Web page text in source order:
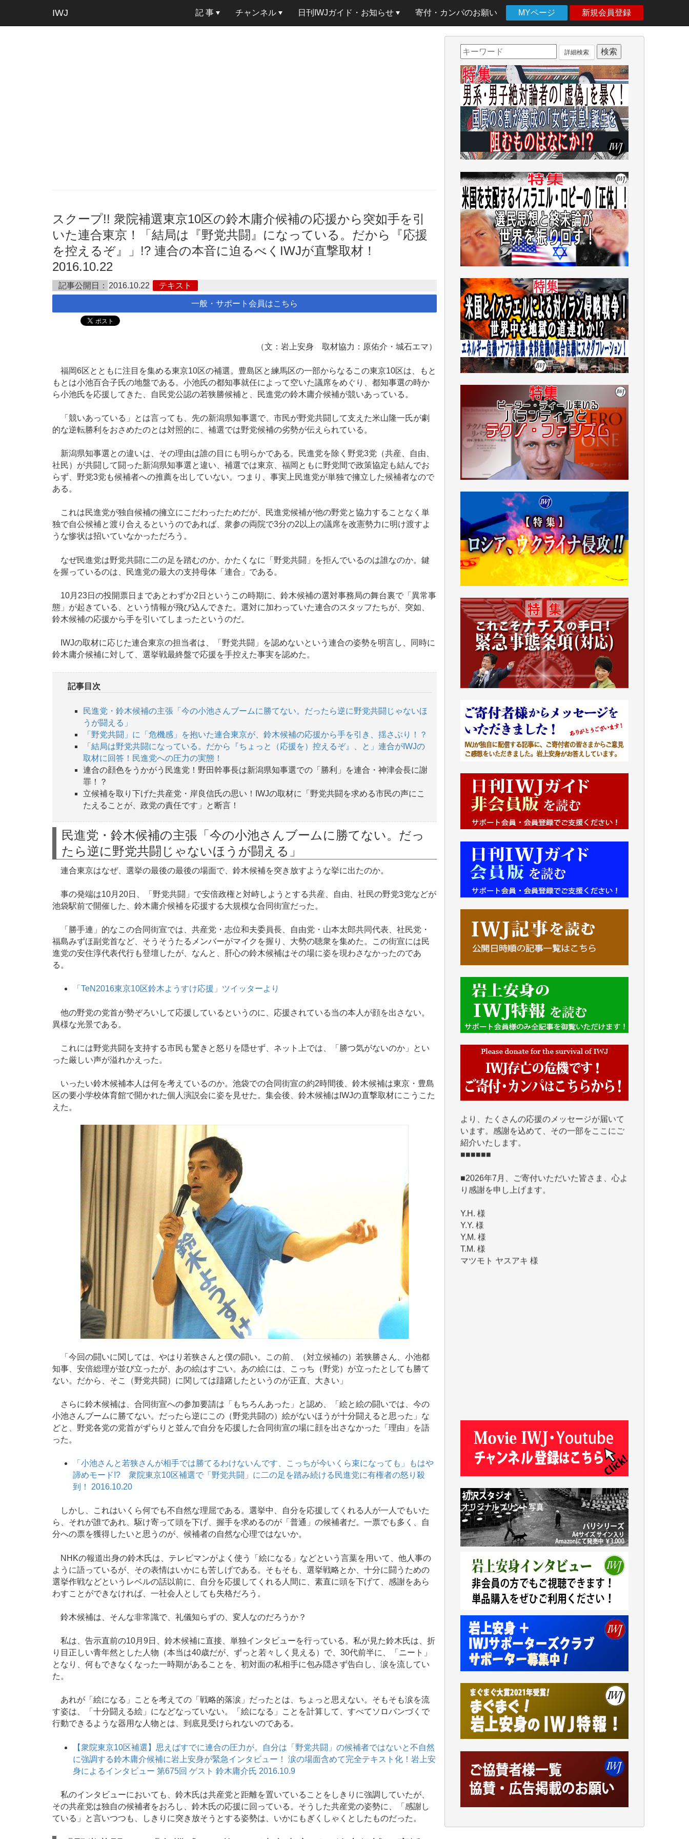
IWJ 記 事 チャンネル 日刊IWJガイド・お知らせ 寄付・カンパのお願い MYページ 新規会員登録
スクープ!! 衆院補選東京10区の鈴木庸介候補の応援から突如手を引
いた連合東京！「結局は『野党共闘』になっている。だから『応援
を控えるぞ』」!? 連合の本音に迫るべくIWJが直撃取材！
2016.10.22
記事公開日： 2016.10.22 テキスト
一般・サポート会員はこちら
（文：岩上安身 取材協力：原佑介・城石エマ）
福岡6区とともに注目を集める東京10区の補選。豊島区と練馬区の一部からなるこの東京10区は、もと
もとは小池百合子氏の地盤である。小池氏の都知事就任によって空いた議席をめぐり、都知事選の時か
ら小池氏を応援してきた、自民党公認の若狭勝候補と、民進党の鈴木庸介候補が競いあっている。
「競いあっている」とは言っても、先の新潟県知事選で、市民が野党共闘して支えた米山隆一氏が劇
的な逆転勝利をおさめたのとは対照的に、補選では野党候補の劣勢が伝えられている。
新潟県知事選との違いは、その理由は誰の目にも明らかである。民進党を除く野党3党（共産、自由、
社民）が共闘して闘った新潟県知事選と違い、補選では東京、福岡ともに野党間で政策協定も結んでお
らず、野党3党も候補者への推薦を出していない。つまり、事実上民進党が単独で擁立した候補者なので
ある。
これは民進党が独自候補の擁立にこだわったためだが、民進党候補が他の野党と協力することなく単
独で自公候補と渡り合えるというのであれば、衆参の両院で3分の2以上の議席を改憲勢力に明け渡すよ
うな惨状は招いていなかっただろう。
なぜ民進党は野党共闘に二の足を踏むのか。かたくなに「野党共闘」を拒んでいるのは誰なのか。鍵
を握っているのは、民進党の最大の支持母体「連合」である。
10月23日の投開票日まであとわずか2日というこの時期に、鈴木候補の選対事務局の舞台裏で「異常事
態」が起きている、という情報が飛び込んできた。選対に加わっていた連合のスタッフたちが、突如、
鈴木候補の応援から手を引いてしまったというのだ。
IWJの取材に応じた連合東京の担当者は、「野党共闘」を認めないという連合の姿勢を明言し、同時に
鈴木庸介候補に対して、選挙戦最終盤で応援を手控えた事実を認めた。
記事目次
民進党・鈴木候補の主張「今の小池さんブームに勝てない。だったら逆に野党共闘じゃないほ
うが闘える」
「野党共闘」に「危機感」を抱いた連合東京が、鈴木候補の応援から手を引き、揺さぶり！？
「結局は野党共闘になっている。だから『ちょっと（応援を）控えるぞ』、と」連合がIWJの
取材に回答！民進党への圧力の実態！
連合の顔色をうかがう民進党！野田幹事長は新潟県知事選での「勝利」を連合・神津会長に謝
罪！？
立候補を取り下げた共産党・岸良信氏の思い！IWJの取材に「野党共闘を求める市民の声にこ
たえることが、政党の責任です」と断言！
民進党・鈴木候補の主張「今の小池さんブームに勝てない。だっ
たら逆に野党共闘じゃないほうが闘える」
連合東京はなぜ、選挙の最後の最後の場面で、鈴木候補を突き放すような挙に出たのか。
事の発端は10月20日、「野党共闘」で安倍政権と対峙しようとする共産、自由、社民の野党3党などが
池袋駅前で開催した、鈴木庸介候補を応援する大規模な合同街宣だった。
「勝手連」的なこの合同街宣では、共産党・志位和夫委員長、自由党・山本太郎共同代表、社民党・
福島みずほ副党首など、そうそうたるメンバーがマイクを握り、大勢の聴衆を集めた。この街宣には民
進党の安住淳代表代行も登壇したが、なんと、肝心の鈴木候補はその場に姿を現わさなかったのであ
る。
「TeN2016東京10区鈴木ようすけ応援」ツイッターより
他の野党の党首が勢ぞろいして応援しているというのに、応援されている当の本人が顔を出さない。
異様な光景である。
これには野党共闘を支持する市民も驚きと怒りを隠せず、ネット上では、「勝つ気がないのか」とい
った厳しい声が溢れかえった。
いったい鈴木候補本人は何を考えているのか。池袋での合同街宣の約2時間後、鈴木候補は東京・豊島
区の要小学校体育館で開かれた個人演説会に姿を見せた。集会後、鈴木候補はIWJの直撃取材にこうこた
えた。
「今回の闘いに関しては、やはり若狭さんと僕の闘い。この前、（対立候補の）若狭勝さん、小池都
知事、安倍総理が並び立ったが、あの絵はすごい。あの絵には、こっち（野党）が立ったとしても勝て
ない。だから、そこ（野党共闘）に関しては躊躇したというのが正直、大きい」
さらに鈴木候補は、合同街宣への参加要請は「もちろんあった」と認め、「絵と絵の闘いでは、今の
小池さんブームに勝てない。だったら逆にこの（野党共闘の）絵がないほうが十分闘えると思った」な
どと、野党各党の党首がずらりと並んで自分を応援した合同街宣の場に顔を出さなかった「理由」を語
った。
「小池さんと若狭さんが相手では勝てるわけないんです、こっちが今いくら束になっても」もはや
諦めモード!? 衆院東京10区補選で「野党共闘」に二の足を踏み続ける民進党に有権者の怒り殺
到！ 2016.10.20
しかし、これはいくら何でも不自然な理屈である。選挙中、自分を応援してくれる人が一人でもいた
ら、それが誰であれ、駆け寄って頭を下げ、握手を求めるのが「普通」の候補者だ。一票でも多く、自
分への票を獲得したいと思うのが、候補者の自然な心理ではないか。
NHKの報道出身の鈴木氏は、テレビマンがよく使う「絵になる」などという言葉を用いて、他人事の
ように語っているが、その表情はいかにも苦しげである。そもそも、選挙戦略とか、十分に闘うための
選挙作戦などというレベルの話以前に、自分を応援してくれる人間に、素直に頭を下げて、感謝をあら
わすことができなければ、一社会人としても失格だろう。
鈴木候補は、そんな非常識で、礼儀知らずの、変人なのだろうか？
私は、告示直前の10月9日、鈴木候補に直接、単独インタビューを行っている。私が見た鈴木氏は、折
り目正しい青年然とした人物（本当は40歳だが、ずっと若々しく見える）で、30代前半に、「ニート」
となり、何もできなくなった一時期があることを、初対面の私相手に包み隠さず告白し、涙を流してい
た。
あれが「絵になる」ことを考えての「戦略的落涙」だったとは、ちょっと思えない。そもそも涙を流
す姿は、「十分闘える絵」になどなっていない。「絵になる」ことを計算して、すべてソロバンづくで
行動できるような器用な人物とは、到底見受けられないのである。
【衆院東京10区補選】思えばすでに連合の圧力が。自分は「野党共闘」の候補者ではないと不自然
に強調する鈴木庸介候補に岩上安身が緊急インタビュー！ 涙の場面含めて完全テキスト化！岩上安
身によるインタビュー 第675回 ゲスト 鈴木庸介氏 2016.10.9
私のインタビューにおいても、鈴木氏は共産党と距離を置いていることをしきりに強調していたが、
その共産党は独自の候補者をおろし、鈴木氏の応援に回っている。そうした共産党の姿勢に、「感謝し
ている」と言いつつも、しきりに突き放そうとする姿勢は、いかにもぎくしゃくとしたものだった。
詳細検索
■■■■■■
IWJには、ご寄付・カンパをいただいた方々
より、たくさんの応援のメッセージが届いて
います。感謝を込めて、その一部をここにご
■■■■■■
■2026年7月、ご寄付いただいた皆さま、心よ
り感謝を申し上げます。
Y.H. 様
Y.Y. 様
Y,M. 様
T.M. 様
マツモト ヤスアキ 様
マシオン 恵美香 様
岩井 祐子 様
吉村 隆子 様
ASAKO TAKAESU 様
マシオン恵美香 様
平野智生 様
山本賢二 様
吉住俊昭 様
徳山匡 様
金 盛起 様
塩川 晃平 様
松本益美 様
井出 隆太 様
及川昭男 様
藤田英之 様
藤岡比左志 様
井出 隆太 様
小池説夫 様
諸般の事情によりIWJ会費払えず今は非会員
です。市民側に立つ講演会にIWJのカメラマ
ンをよく拝見しております。コンテンツが失
われるのはあまりにもったいない。少しでも
今日、僅かですがカンパしました。（T.M.
様）
今日、僅かですがカンパしました。IWJの危
機を乗り切るには到底及ばない額ですが病気
の妻を抱えている私にとっては精一杯のカン
パです。
かねてよりIWJが発してきた膨大な取材記事
や解説記事、そして各界の方々とのインタビ
ューは大袈裟ではなく、極めて重要な知的財